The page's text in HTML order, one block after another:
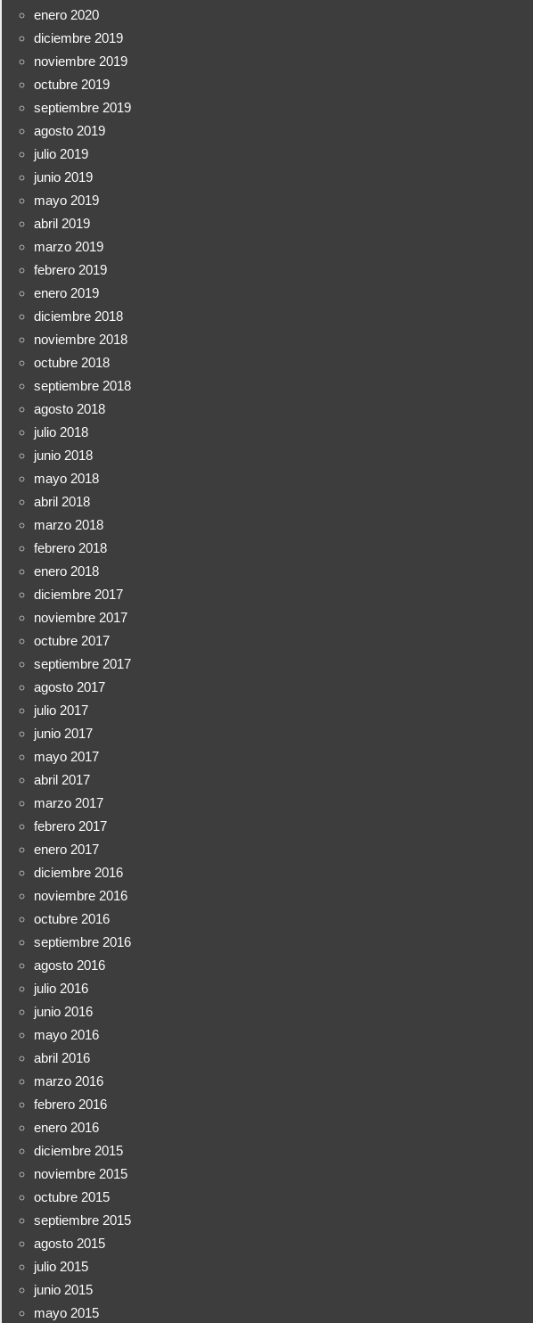
enero 2020
diciembre 2019
noviembre 2019
octubre 2019
septiembre 2019
agosto 2019
julio 2019
junio 2019
mayo 2019
abril 2019
marzo 2019
febrero 2019
enero 2019
diciembre 2018
noviembre 2018
octubre 2018
septiembre 2018
agosto 2018
julio 2018
junio 2018
mayo 2018
abril 2018
marzo 2018
febrero 2018
enero 2018
diciembre 2017
noviembre 2017
octubre 2017
septiembre 2017
agosto 2017
julio 2017
junio 2017
mayo 2017
abril 2017
marzo 2017
febrero 2017
enero 2017
diciembre 2016
noviembre 2016
octubre 2016
septiembre 2016
agosto 2016
julio 2016
junio 2016
mayo 2016
abril 2016
marzo 2016
febrero 2016
enero 2016
diciembre 2015
noviembre 2015
octubre 2015
septiembre 2015
agosto 2015
julio 2015
junio 2015
mayo 2015